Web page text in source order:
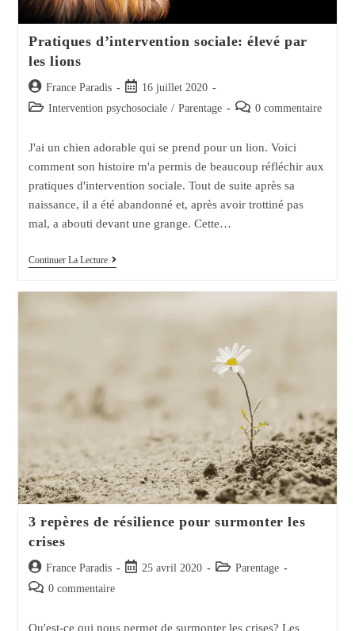
Pratiques d’intervention sociale: élevé par
les lions
Auteur/autrice
de
France Paradis
Post
published:
16 juillet 2020
Post Intervention psychosociale / Parentage
Post 0 commentaire
J'ai un chien adorable qui se prend pour un lion. Voici
comment son histoire m'a permis de beaucoup réfléchir aux
pratiques d'intervention sociale. Tout de suite après sa
naissance, il a été abandonné et, après avoir trottiné pas
mal, a abouti devant une grange. Cette…
Continuer La LecturePratiques
3 repères de résilience pour surmonter les
crises
Auteur/autrice
de
France Paradis
Post25 avril 2020
Post Parentage
Post 0 commentaire
Qu'est-ce qui nous permet de surmonter les crises? Les